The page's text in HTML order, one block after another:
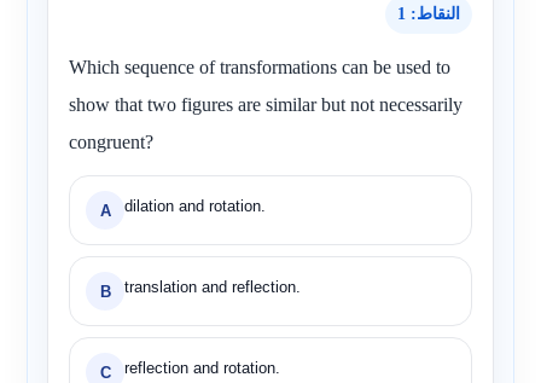
النقاط: 1
Which sequence of transformations can be used to
show that two figures are similar but not necessarily
congruent?
A dilation and rotation.
B translation and reflection.
C reflection and rotation.